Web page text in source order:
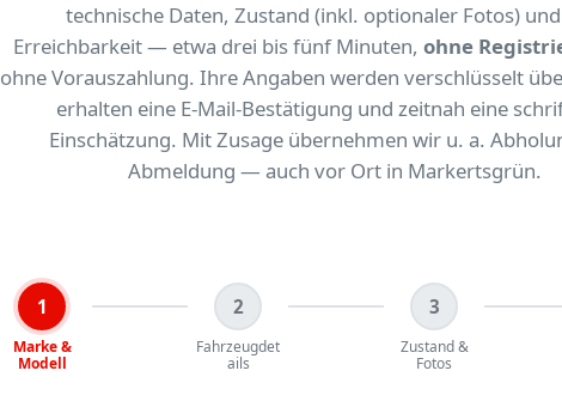
technische Daten, Zustand (inkl. optionaler Fotos)
Erreichbarkeit — etwa drei bis fünf Minuten, ohne
ohne Vorauszahlung. Ihre Angaben werden verschlüsselt
erhalten eine E-Mail-Bestätigung und zeitnah eine
Einschätzung. Mit Zusage übernehmen wir u. a.
Abmeldung — auch vor Ort in Markertsgrün.
1
Marke &
Modell
2
Fahrzeugdet
ails
3
Zustand &
Fotos